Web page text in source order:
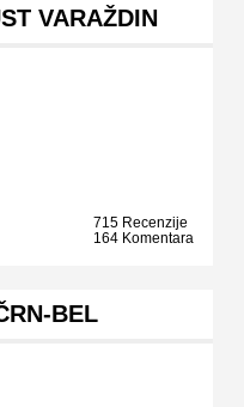
VARAŽDIN
715 Recenzije
164 Komentara
BEL